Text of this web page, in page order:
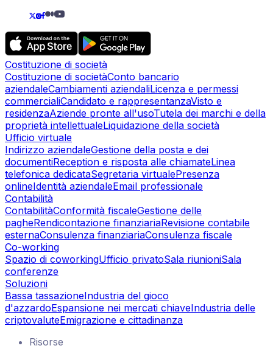
Costituzione di società
Costituzione di societàConto bancario
aziendaleCambiamenti aziendaliLicenza e permessi
commercialiCandidato e rappresentanzaVisto e
residenzaAziende pronte all'usoTutela dei marchi e della
proprietà intellettualeLiquidazione della società
Ufficio virtuale
Indirizzo aziendaleGestione della posta e dei
documentiReception e risposta alle chiamateLinea
telefonica dedicataSegretaria virtualePresenza
onlineIdentità aziendaleEmail professionale
Contabilità
ContabilitàConformità fiscaleGestione delle
pagheRendicontazione finanziariaRevisione contabile
esternaConsulenza finanziariaConsulenza fiscale
Co-working
Spazio di coworkingUfficio privatoSala riunioniSala
conferenze
Soluzioni
Bassa tassazioneIndustria del gioco
d'azzardoEspansione nei mercati chiaveIndustria delle
criptovaluteEmigrazione e cittadinanza
Risorse